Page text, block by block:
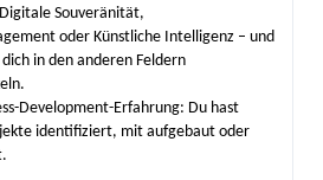
Souveränität,
oder Künstliche Intelligenz – und
in den anderen Feldern
Development-Erfahrung: Du hast
identifiziert, mit aufgebaut oder